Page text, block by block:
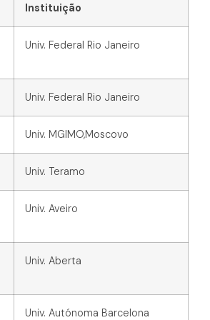
Instituição
Univ. Federal Rio Janeiro
Univ. Federal Rio Janeiro
Univ. MGIMO,Moscovo
Univ. Teramo
Univ. Aveiro
Univ. Aberta
Univ. Autónoma Barcelona